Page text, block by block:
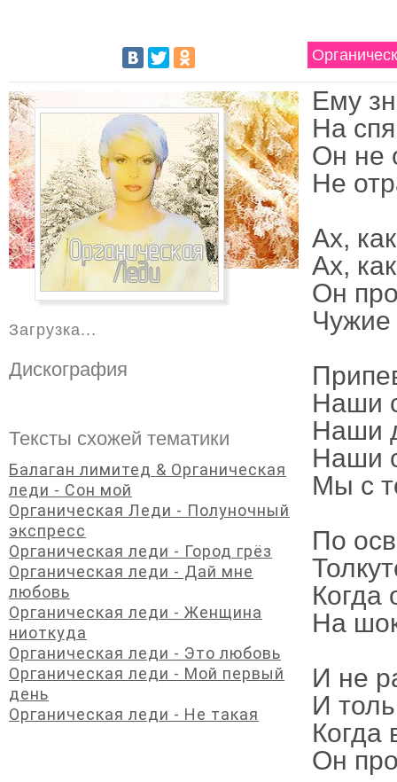
Ему
На
Он не
Не
Ах,
Ах,
Он
Наши
Наши
Наши
Мы с
По
Когда
На
И не
И
Когда
Он
Загрузка...
Дискография
Тексты схожей тематики
Балаган лимитед & Органическая
леди - Сон мой
Органическая Леди - Полуночный
экспресс
Органическая леди - Город грёз
Органическая леди - Дай мне
любовь
Органическая леди - Женщина
ниоткуда
Органическая леди - Это любовь
Органическая леди - Мой первый
день
Органическая леди - Не такая